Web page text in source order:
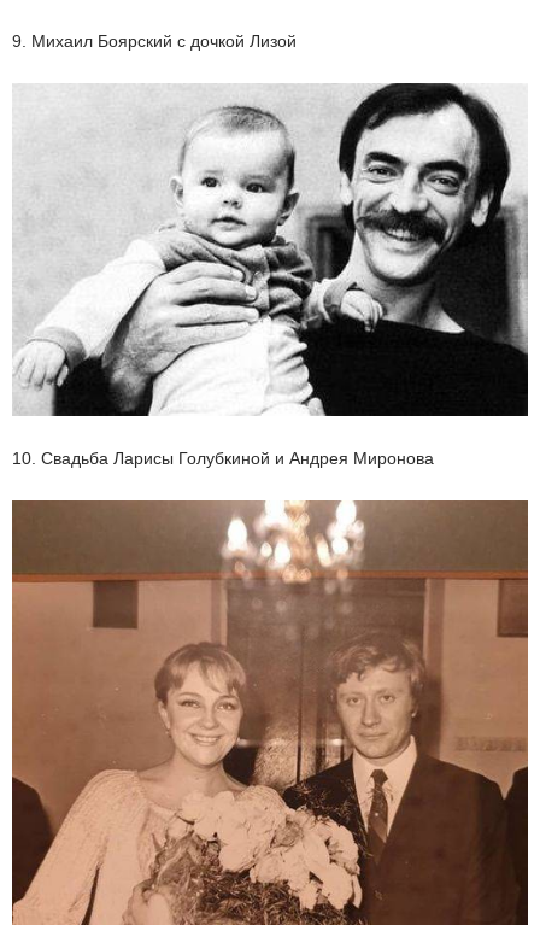
9. Михаил Боярский с дочкой Лизой
10. Свадьба Ларисы Голубкиной и Андрея Миронова